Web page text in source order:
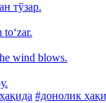
тўзар.
wind blows.
#донолик